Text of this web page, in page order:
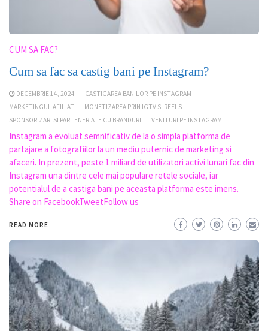
CUM SA FAC?
Cum sa fac sa castig bani pe Instagram?
DECEMBRIE 14, 2024
CASTIGAREA BANILOR PE INSTAGRAM
MARKETINGUL AFILIAT
MONETIZAREA PRIN IGTV SI REELS
SPONSORIZARI SI PARTENERIATE CU BRANDURI
VENITURI PE INSTAGRAM
Instagram a evoluat semnificativ de la o simpla platforma de
partajare a fotografiilor la un mediu puternic de marketing si
afaceri. In prezent, peste 1 miliard de utilizatori activi lunari fac din
Instagram una dintre cele mai populare retele sociale, iar
potentialul de a castiga bani pe aceasta platforma este imens.
Share on FacebookTweetFollow us
READ MORE